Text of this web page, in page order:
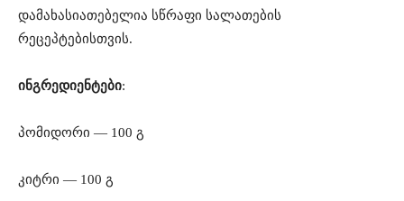
დამახასიათებელია სწრაფი სალათების
რეცეპტებისთვის.
ინგრედიენტები:
პომიდორი — 100 გ
კიტრი — 100 გ